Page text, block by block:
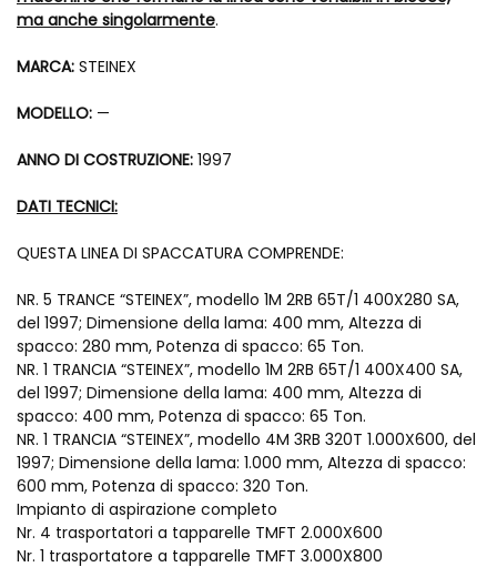
ma anche singolarmente.
MARCA: STEINEX
MODELLO: —
ANNO DI COSTRUZIONE: 1997
DATI TECNICI:
QUESTA LINEA DI SPACCATURA COMPRENDE:
NR. 5 TRANCE “STEINEX”, modello 1M 2RB 65T/1 400X280 SA,
del 1997; Dimensione della lama: 400 mm, Altezza di
spacco: 280 mm, Potenza di spacco: 65 Ton.
NR. 1 TRANCIA “STEINEX”, modello 1M 2RB 65T/1 400X400 SA,
del 1997; Dimensione della lama: 400 mm, Altezza di
spacco: 400 mm, Potenza di spacco: 65 Ton.
NR. 1 TRANCIA “STEINEX”, modello 4M 3RB 320T 1.000X600, del
1997; Dimensione della lama: 1.000 mm, Altezza di spacco:
600 mm, Potenza di spacco: 320 Ton.
Impianto di aspirazione completo
Nr. 4 trasportatori a tapparelle TMFT 2.000X600
Nr. 1 trasportatore a tapparelle TMFT 3.000X800